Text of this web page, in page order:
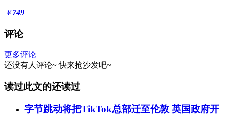
￥749
评论
更多评论
还没有人评论~ 快来抢沙发吧~
读过此文的还读过
字节跳动将把TikTok总部迁至伦敦 英国政府开